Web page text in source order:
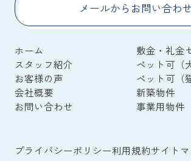
メールからお問い合わせ
ホーム
敷金・礼金
スタッフ紹介
ペット可（
お客様の声
ペット可（
会社概要
新築物件
お問い合わせ
事業用物件
プライバシーポリシー利用規約サイト